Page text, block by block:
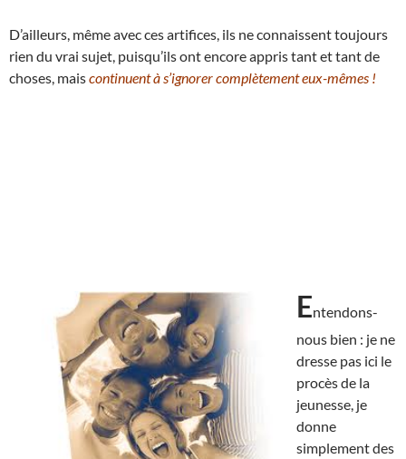
D’ailleurs, même avec ces artifices, ils ne connaissent toujours
rien du vrai sujet, puisqu’ils ont encore appris tant et tant de
choses, maiscontinuent à s’ignorer complètement eux-mêmes !
Entendons-
nous bien : je ne
dresse pas ici le
procès de la
jeunesse, je
donne
simplement des